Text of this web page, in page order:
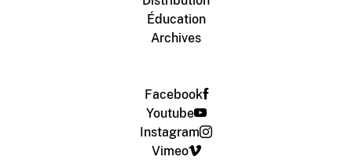
Éducation
Archives
Facebook
Youtube
Instagram
Vimeo